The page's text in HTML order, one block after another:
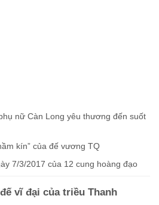
nữ Càn Long yêu thương đến suốt
kín” của đế vương TQ
7/3/2017 của 12 cung hoàng đạo
vĩ đại của triều Thanh